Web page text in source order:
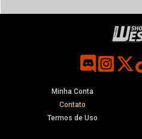
Minha Conta
Contato
Termos de Uso